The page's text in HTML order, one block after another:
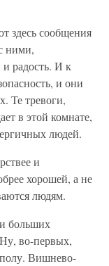
здесь сообщения
ними,
радость. И к
и они
Те тревоги,
в этой комнате,
людей.
и
хорошей, а не
людям.
больших
во-первых,
Вишнево-